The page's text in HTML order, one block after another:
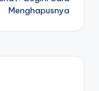
Menghapusnya